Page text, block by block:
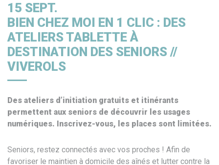
15 SEPT.
BIEN CHEZ MOI EN 1 CLIC : DES
ATELIERS TABLETTE À
DESTINATION DES SENIORS //
VIVEROLS
Des ateliers d’initiation gratuits et itinérants
permettent aux seniors de découvrir les usages
numériques. Inscrivez-vous, les places sont limitées.
Seniors, restez connectés avec vos proches ! Afin de
favoriser le maintien à domicile des aînés et lutter contre la